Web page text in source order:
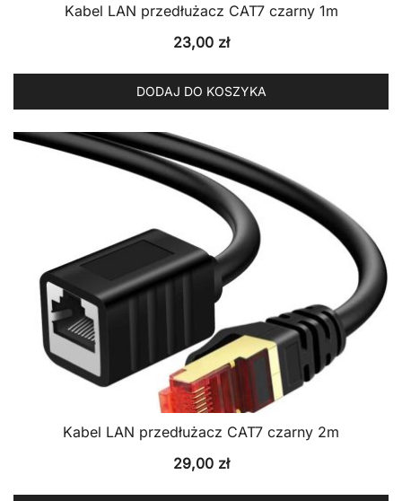
Kabel LAN przedłużacz CAT7 czarny 1m
23,00 zł
DODAJ DO KOSZYKA
Kabel LAN przedłużacz CAT7 czarny 2m
29,00 zł